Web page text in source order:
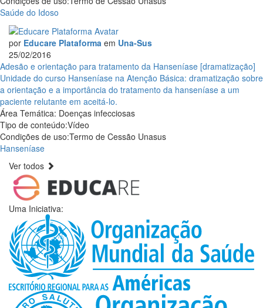
Saúde do Idoso
por Educare Plataforma em Una-Sus
25/02/2016
Adesão e orientação para tratamento da Hanseníase [dramatização]
Unidade do curso Hanseníase na Atenção Básica: dramatização sobre
a orientação e a importância do tratamento da hanseníase a um
paciente relutante em aceitá-lo.
Área Temática: Doenças infecciosas
Tipo de conteúdo:Vídeo
Condições de uso:Termo de Cessão Unasus
Hanseníase
Ver todos
Uma Iniciativa: